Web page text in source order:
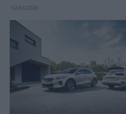
02/06/2020